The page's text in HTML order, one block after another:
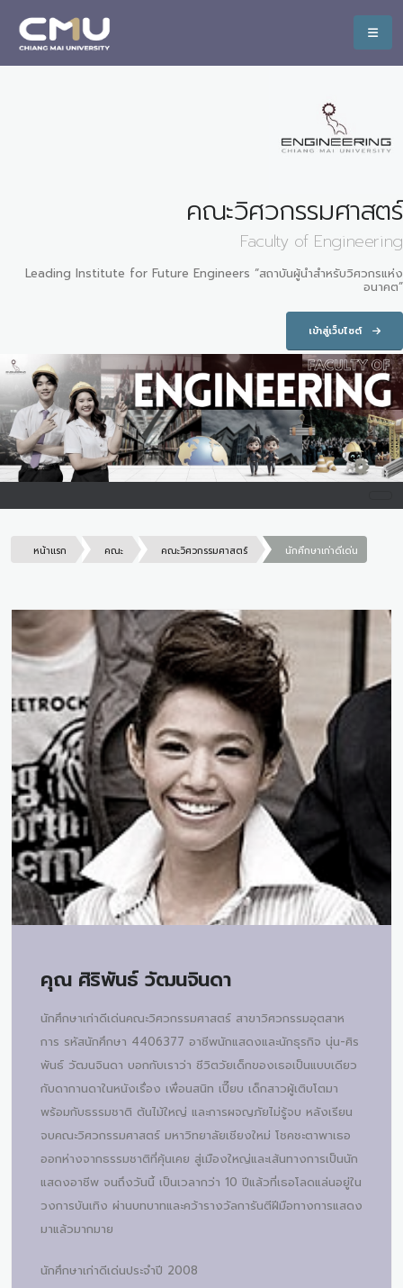
คณะวิศวกรรมศาสตร์
Faculty of Engineering
Leading Institute for Future Engineers “สถาบันผู้นำสำหรับวิศวกรแห่ง
อนาคต”
เข้าสู่เว็บไซต์
หน้าแรก คณะ คณะวิศวกรรมศาสตร์ นักศึกษาเก่าดีเด่น
คุณ ศิริพันธ์ วัฒนจินดา
นักศึกษาเก่าดีเด่นคณะวิศวกรรมศาสตร์ สาขาวิศวกรรมอุตสาห
การ รหัสนักศึกษา 4406377 อาชีพนักแสดงและนักธุรกิจ นุ่น-ศิร
พันธ์ วัฒนจินดา บอกกับเราว่า ชีวิตวัยเด็กของเธอเป็นแบบเดียว
กับดากานดาในหนังเรื่อง เพื่อนสนิท เปี๊ยบ เด็กสาวผู้เติบโตมา
พร้อมกับธรรมชาติ ต้นไม้ใหญ่ และการผจญภัยไม่รู้จบ หลังเรียน
จบคณะวิศวกรรมศาสตร์ มหาวิทยาลัยเชียงใหม่ โชคชะตาพาเธอ
ออกห่างจากธรรมชาติที่คุ้นเคย สู่เมืองใหญ่และเส้นทางการเป็นนัก
แสดงอาชีพ จนถึงวันนี้ เป็นเวลากว่า 10 ปีแล้วที่เธอโลดแล่นอยู่ใน
วงการบันเทิง ผ่านบทบาทและคว้ารางวัลการันตีฝีมือทางการแสดง
มาแล้วมากมาย
นักศึกษาเก่าดีเด่นประจำปี 2008